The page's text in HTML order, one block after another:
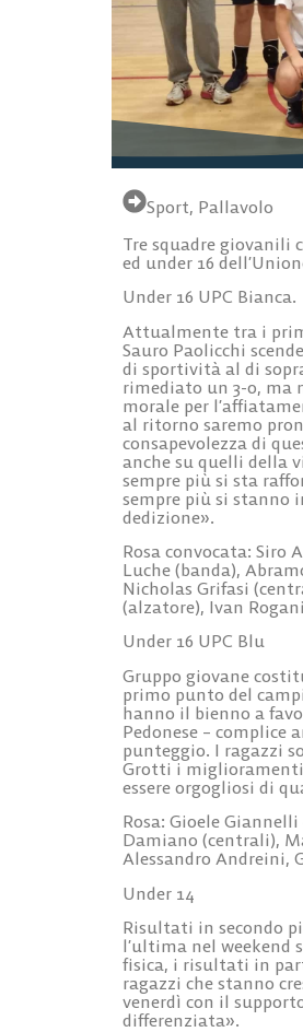
Sport, Pallavolo
Tre squadre giovanili
ed under 16
Under 16 UPC Bianca.
Attualmente tra i
Sauro Paolicchi
di sportività al di
rimediato un 3-0, ma
morale per
al ritorno saremo
consapevolezza di
anche su quelli della
sempre più si sta
sempre più si stanno
dedizione».
Rosa convocata: Siro
Luche (banda),
Nicholas Grifasi
(alzatore), Ivan
Under 16 UPC Blu
Gruppo giovane
primo punto del
hanno il bienno a
Pedonese –
punteggio. I ragazzi
Grotti i miglioramenti
essere orgogliosi di
Rosa: Gioele
Damiano (centrali),
Alessandro Andreini,
Under 14
Risultati in secondo
l’ultima nel weekend
fisica, i risultati in
ragazzi che stanno
venerdì con il
differenziata».